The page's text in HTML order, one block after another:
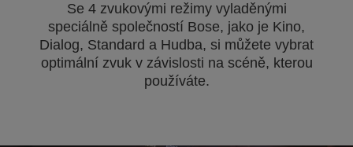
Se 4 zvukovými režimy vyladěnými
speciálně společností Bose, jako je Kino,
Dialog, Standard a Hudba, si můžete vybrat
optimální zvuk v závislosti na scéně, kterou
používáte.